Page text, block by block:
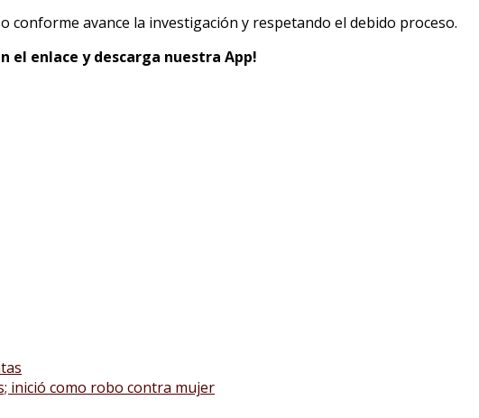
conforme avance la investigación y respetando el debido proceso.
el enlace y descarga nuestra App!
inició como robo contra mujer